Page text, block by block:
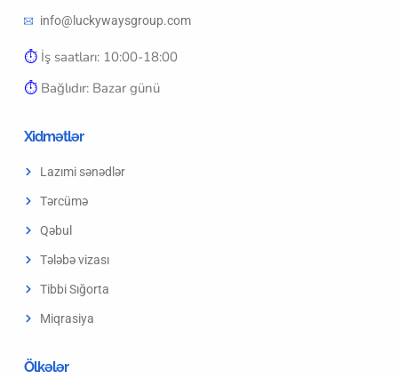
info@luckywaysgroup.com
⏱︎ İş saatları: 10:00-18:00
⏱︎ Bağlıdır: Bazar günü
Xidmətlər
Lazımi sənədlər
Tərcümə
Qəbul
Tələbə vizası
Tibbi Sığorta
Miqrasiya
Ölkələr